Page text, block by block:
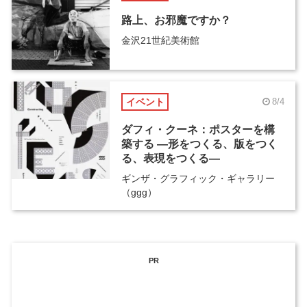
路上、お邪魔ですか？
金沢21世紀美術館
イベント 8/4
ダフィ・クーネ：ポスターを構
築する ―形をつくる、版をつく
る、表現をつくる―
ギンザ・グラフィック・ギャラリー
（ggg）
PR